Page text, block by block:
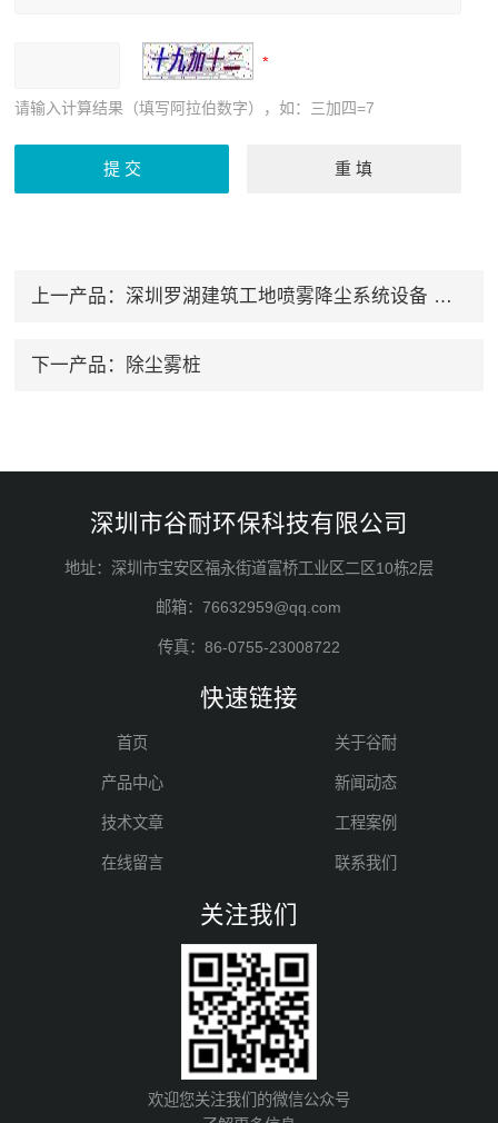
请输入计算结果（填写阿拉伯数字），如：三加四=7
上一产品： 深圳罗湖建筑工地喷雾降尘系统设备 除臭设备
下一产品： 除尘雾桩
深圳市谷耐环保科技有限公司
地址：深圳市宝安区福永街道富桥工业区二区10栋2层
邮箱：76632959@qq.com
传真：86-0755-23008722
快速链接
首页 关于谷耐
产品中心 新闻动态
技术文章 工程案例
在线留言 联系我们
关注我们
欢迎您关注我们的微信公众号